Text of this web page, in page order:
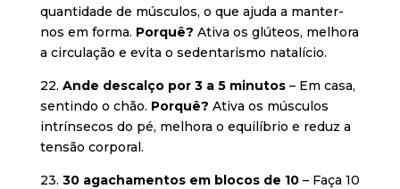
quantidade de músculos, o que ajuda a manter-
nos em forma. Porquê? Ativa os glúteos, melhora
a circulação e evita o sedentarismo natalício.
22. Ande descalço por 3 a 5 minutos– Em casa,
sentindo o chão. Porquê? Ativa os músculos
intrínsecos do pé, melhora o equilíbrio e reduz a
tensão corporal.
23. 30 agachamentos em blocos de 10– Faça 10